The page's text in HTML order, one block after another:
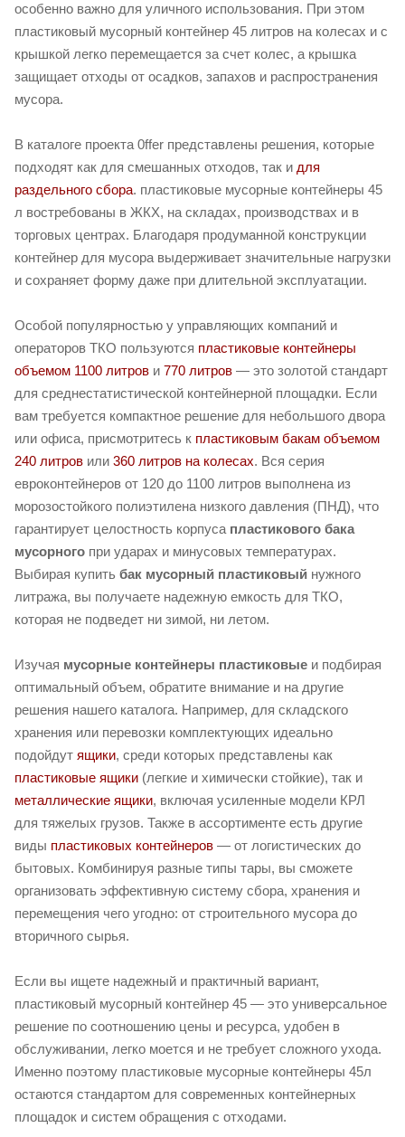
особенно важно для уличного использования. При этом
пластиковый мусорный контейнер 45 литров на колесах и с
крышкой легко перемещается за счет колес, а крышка
защищает отходы от осадков, запахов и распространения
мусора.
В каталоге проекта 0ffer представлены решения, которые
подходят как для смешанных отходов, так и для
раздельного сбора. пластиковые мусорные контейнеры 45
л востребованы в ЖКХ, на складах, производствах и в
торговых центрах. Благодаря продуманной конструкции
контейнер для мусора выдерживает значительные нагрузки
и сохраняет форму даже при длительной эксплуатации.
Особой популярностью у управляющих компаний и
операторов ТКО пользуются пластиковые контейнеры
объемом 1100 литров и 770 литров — это золотой стандарт
для среднестатистической контейнерной площадки. Если
вам требуется компактное решение для небольшого двора
или офиса, присмотритесь к пластиковым бакам объемом
240 литров или 360 литров на колесах. Вся серия
евроконтейнеров от 120 до 1100 литров выполнена из
морозостойкого полиэтилена низкого давления (ПНД), что
гарантирует целостность корпуса пластикового бака
мусорного при ударах и минусовых температурах.
Выбирая купить бак мусорный пластиковый нужного
литража, вы получаете надежную емкость для ТКО,
которая не подведет ни зимой, ни летом.
Изучая мусорные контейнеры пластиковые и подбирая
оптимальный объем, обратите внимание и на другие
решения нашего каталога. Например, для складского
хранения или перевозки комплектующих идеально
подойдут ящики, среди которых представлены как
пластиковые ящики (легкие и химически стойкие), так и
металлические ящики, включая усиленные модели КРЛ
для тяжелых грузов. Также в ассортименте есть другие
виды пластиковых контейнеров — от логистических до
бытовых. Комбинируя разные типы тары, вы сможете
организовать эффективную систему сбора, хранения и
перемещения чего угодно: от строительного мусора до
вторичного сырья.
Если вы ищете надежный и практичный вариант,
пластиковый мусорный контейнер 45 — это универсальное
решение по соотношению цены и ресурса, удобен в
обслуживании, легко моется и не требует сложного ухода.
Именно поэтому пластиковые мусорные контейнеры 45л
остаются стандартом для современных контейнерных
площадок и систем обращения с отходами.